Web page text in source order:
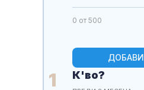
0 от 500
ДОБАВИ
1 К'во?